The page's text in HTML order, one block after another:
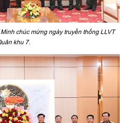
chúc mừng ngày truyền thống LLVT
khu 7.